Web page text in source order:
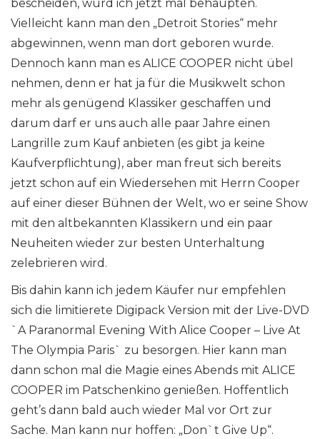
bescheiden, würd ich jetzt mal behaupten.
Vielleicht kann man den „Detroit Stories“ mehr
abgewinnen, wenn man dort geboren wurde.
Dennoch kann man es ALICE COOPER nicht übel
nehmen, denn er hat ja für die Musikwelt schon
mehr als genügend Klassiker geschaffen und
darum darf er uns auch alle paar Jahre einen
Langrille zum Kauf anbieten (es gibt ja keine
Kaufverpflichtung), aber man freut sich bereits
jetzt schon auf ein Wiedersehen mit Herrn Cooper
auf einer dieser Bühnen der Welt, wo er seine Show
mit den altbekannten Klassikern und ein paar
Neuheiten wieder zur besten Unterhaltung
zelebrieren wird.
Bis dahin kann ich jedem Käufer nur empfehlen
sich die limitierete Digipack Version mit der Live-DVD
`A Paranormal Evening With Alice Cooper – Live At
The Olympia Paris` zu besorgen. Hier kann man
dann schon mal die Magie eines Abends mit ALICE
COOPER im Patschenkino genießen. Hoffentlich
geht’s dann bald auch wieder Mal vor Ort zur
Sache. Man kann nur hoffen: „Don`t Give Up“.